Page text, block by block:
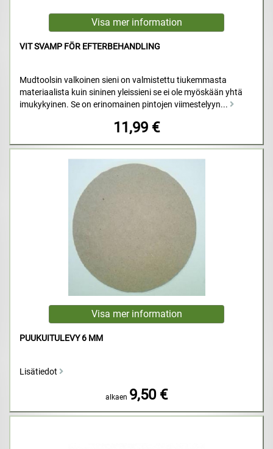
VIT SVAMP FÖR EFTERBEHANDLING
Mudtoolsin valkoinen sieni on valmistettu tiukemmasta
materiaalista kuin sininen yleissieni se ei ole myöskään yhtä
imukykyinen. Se on erinomainen pintojen viimestelyyn...
11,99 €
PUUKUITULEVY 6 MM
Lisätiedot
alkaen 9,50 €